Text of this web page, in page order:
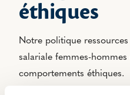
éthiques
Notre politique
salariale femmes-
comportements éthiques.